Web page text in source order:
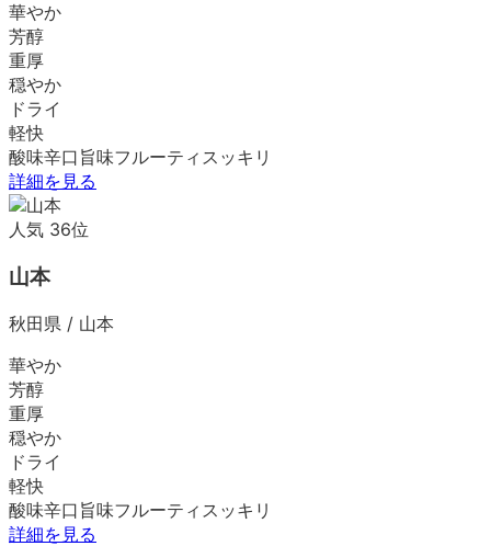
華やか
芳醇
重厚
穏やか
ドライ
軽快
酸味辛口 旨味フルーティ スッキリ
詳細を見る
人気 36位
山本
秋田県 / 山本
華やか
芳醇
重厚
穏やか
ドライ
軽快
酸味辛口 旨味フルーティ スッキリ
詳細を見る